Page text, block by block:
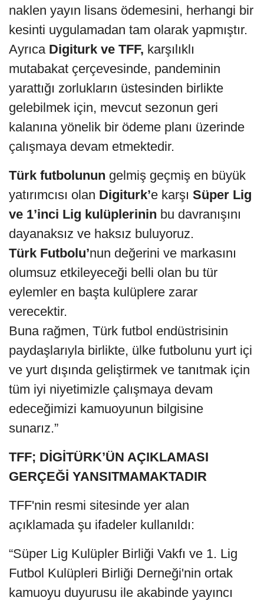
naklen yayın lisans ödemesini, herhangi bir
kesinti uygulamadan tam olarak yapmıştır.
Ayrıca Digiturk ve TFF, karşılıklı
mutabakat çerçevesinde, pandeminin
yarattığı zorlukların üstesinden birlikte
gelebilmek için, mevcut sezonun geri
kalanına yönelik bir ödeme planı üzerinde
çalışmaya devam etmektedir.
Türk futbolunun gelmiş geçmiş en büyük
yatırımcısı olan Digiturk’e karşı Süper Lig
ve 1’inci Lig kulüplerinin bu davranışını
dayanaksız ve haksız buluyoruz.
Türk Futbolu’nun değerini ve markasını
olumsuz etkileyeceği belli olan bu tür
eylemler en başta kulüplere zarar
verecektir.
Buna rağmen, Türk futbol endüstrisinin
paydaşlarıyla birlikte, ülke futbolunu yurt içi
ve yurt dışında geliştirmek ve tanıtmak için
tüm iyi niyetimizle çalışmaya devam
edeceğimizi kamuoyunun bilgisine
sunarız.”
TFF; DİGİTÜRK’ÜN AÇIKLAMASI
GERÇEĞİ YANSITMAMAKTADIR
TFF'nin resmi sitesinde yer alan
açıklamada şu ifadeler kullanıldı:
“Süper Lig Kulüpler Birliği Vakfı ve 1. Lig
Futbol Kulüpleri Birliği Derneği'nin ortak
kamuoyu duyurusu ile akabinde yayıncı